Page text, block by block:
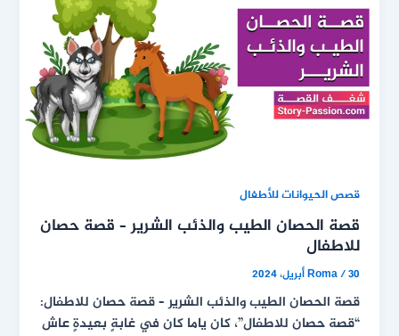
قصص الحيوانات للأطفال
قصة الحصان الطيب والذئب الشرير – قصة حصان
للاطفال
Roma/30 أبريل، 2024
قصة الحصان الطيب والذئب الشرير – قصة حصان للاطفال:
“قصة حصان للاطفال”، كان ياما كان في غابةٍ بعيدةٍ عاش